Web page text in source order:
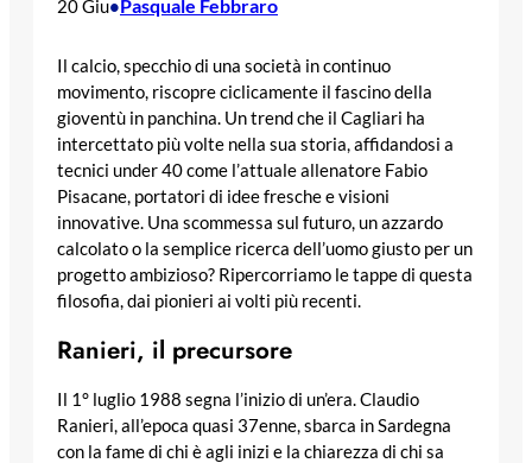
20 Giu•Pasquale Febbraro
Il calcio, specchio di una società in continuo
movimento, riscopre ciclicamente il fascino della
gioventù in panchina. Un trend che il Cagliari ha
intercettato più volte nella sua storia, affidandosi a
tecnici under 40 come l’attuale allenatore Fabio
Pisacane, portatori di idee fresche e visioni
innovative. Una scommessa sul futuro, un azzardo
calcolato o la semplice ricerca dell’uomo giusto per un
progetto ambizioso? Ripercorriamo le tappe di questa
filosofia, dai pionieri ai volti più recenti.
Ranieri, il precursore
Il 1° luglio 1988 segna l’inizio di un’era. Claudio
Ranieri, all’epoca quasi 37enne, sbarca in Sardegna
con la fame di chi è agli inizi e la chiarezza di chi sa